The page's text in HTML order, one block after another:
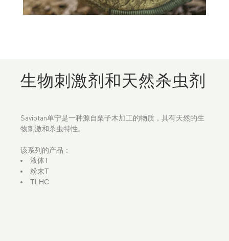
生物刺激剂和天然杀虫剂
Saviotan单宁是一种源自栗子木加工的物质，具有天然的生
物刺激和杀虫特性。
该系列的产品：
液体T
粉末T
TLHC